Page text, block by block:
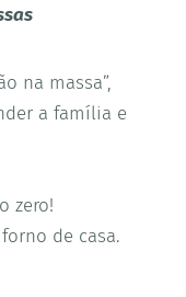
na massa”,
a família e
zero!
de casa.